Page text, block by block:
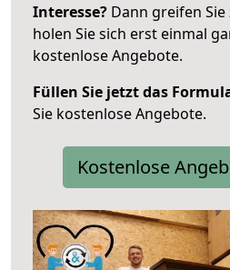
Interesse? Dann greifen
holen Sie sich erst einmal
kostenlose Angebote.
Füllen Sie jetzt das
Sie kostenlose Angebote.
Kostenlose